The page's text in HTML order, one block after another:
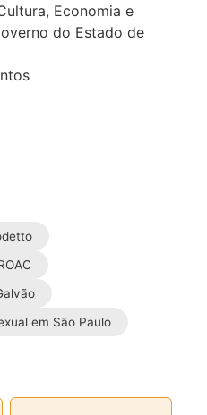
Economia e
do Estado de
em São Paulo